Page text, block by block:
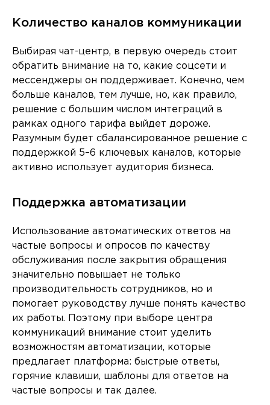
Количество каналов коммуникации
Выбирая чат-центр, в первую очередь стоит
обратить внимание на то, какие соцсети и
мессенджеры он поддерживает. Конечно, чем
больше каналов, тем лучше, но, как правило,
решение с большим числом интеграций в
рамках одного тарифа выйдет дороже.
Разумным будет сбалансированное решение с
поддержкой 5–6 ключевых каналов, которые
активно использует аудитория бизнеса.
Поддержка автоматизации
Использование автоматических ответов на
частые вопросы и опросов по качеству
обслуживания после закрытия обращения
значительно повышает не только
производительность сотрудников, но и
помогает руководству лучше понять качество
их работы. Поэтому при выборе центра
коммуникаций внимание стоит уделить
возможностям автоматизации, которые
предлагает платформа: быстрые ответы,
горячие клавиши, шаблоны для ответов на
частые вопросы и так далее.